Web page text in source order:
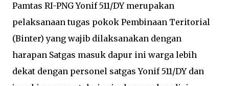
Pamtas RI-PNG Yonif 511/DY merupakan
pelaksanaan tugas pokok Pembinaan Teritorial
(Binter) yang wajib dilaksanakan dengan
harapan Satgas masuk dapur ini warga lebih
dekat dengan personel satgas Yonif 511/DY dan